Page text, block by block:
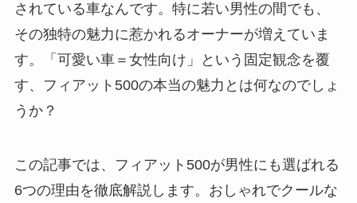
されている車なんです。特に若い男性の間でも、
その独特の魅力に惹かれるオーナーが増えていま
す。「可愛い車＝女性向け」という固定観念を覆
す、フィアット500の本当の魅力とは何なのでしょ
うか？
この記事では、フィアット500が男性にも選ばれる
6つの理由を徹底解説します。おしゃれでクールな